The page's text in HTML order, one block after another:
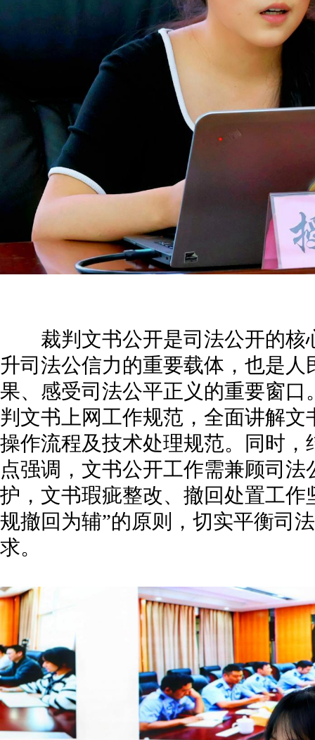
裁判文书公开是司法公开的核
升司法公信力的重要载体，也是
果、感受司法公平正义的重要窗
判文书上网工作规范，全面讲解
操作流程及技术处理规范。同时
点强调，文书公开工作需兼顾司
护，文书瑕疵整改、撤回处置工作
规撤回为辅”的原则，切实平衡司
求。